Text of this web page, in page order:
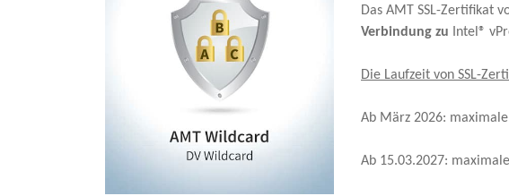
Das AMT SSL-Zertifikat
Verbindung zu
Intel®
Die Laufzeit von SSL-
Ab März 2026:
Ab 15.03.2027: